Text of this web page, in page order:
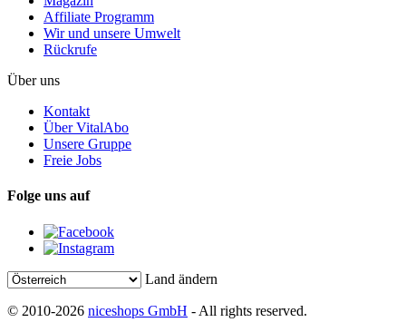
Affiliate Programm
Wir und unsere Umwelt
Rückrufe
Über uns
Kontakt
Über VitalAbo
Unsere Gruppe
Freie Jobs
Folge uns auf
Land ändern
© 2010-2026 niceshops GmbH - All rights reserved.